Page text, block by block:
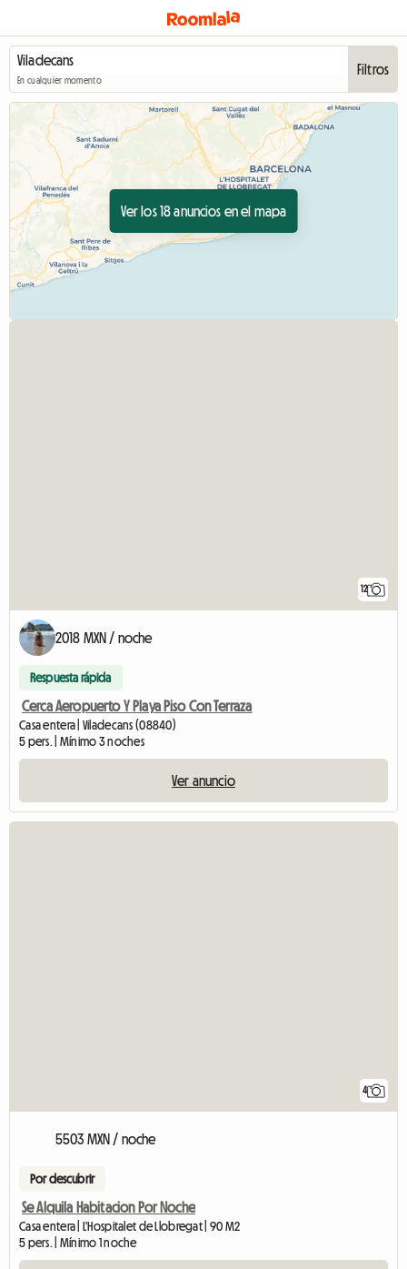
En cualquier momento
Filtros
Ver los 18 anuncios en el mapa
12
2018 MXN / noche
Respuesta rápida
Cerca Aeropuerto Y Playa Piso Con Terraza
Casa entera | Viladecans (08840)
5 pers. | Mínimo 3 noches
Ver anuncio
4
5503 MXN / noche
Por descubrir
Se Alquila Habitacion Por Noche
Casa entera | L'Hospitalet de Llobregat | 90 M2
5 pers. | Mínimo 1 noche